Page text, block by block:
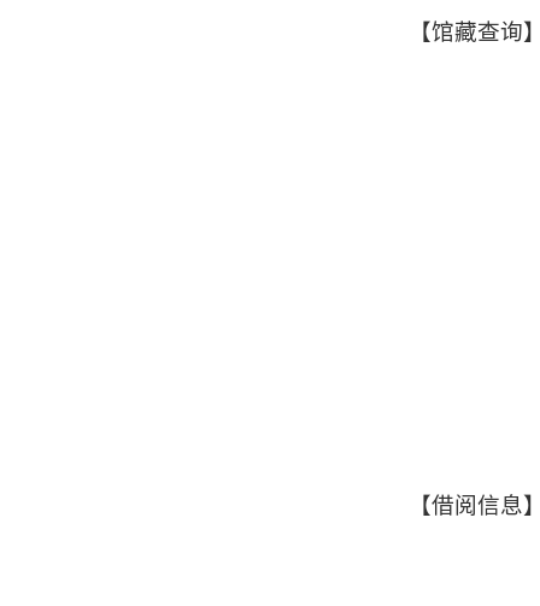
【馆藏查
【借阅信